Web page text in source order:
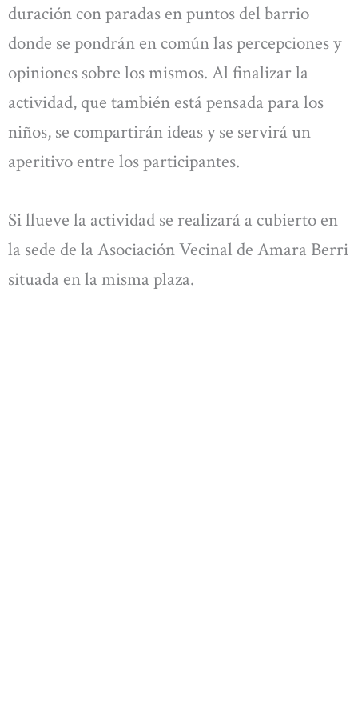
duración con paradas en puntos del barrio
donde se pondrán en común las percepciones y
opiniones sobre los mismos. Al finalizar la
actividad, que también está pensada para los
niños, se compartirán ideas y se servirá un
aperitivo entre los participantes.
Si llueve la actividad se realizará a cubierto en
la sede de la Asociación Vecinal de Amara Berri
situada en la misma plaza.